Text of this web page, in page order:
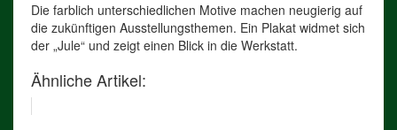
Die farblich unterschiedlichen Motive machen neugierig auf
die zukünftigen Ausstellungsthemen. Ein Plakat widmet sich
der „Jule“ und zeigt einen Blick in die Werkstatt.
Ähnliche Artikel: